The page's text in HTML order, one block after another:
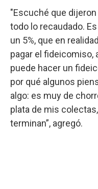
"Escuché que
todo lo recaudado.
un 5%, que en
pagar el fideicomiso,
puede hacer un
por qué algunos
algo: es muy de
plata de mis
terminan”, agregó.